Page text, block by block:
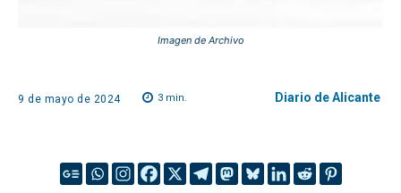
Imagen de Archivo
9 de mayo de 2024 3min. Diario de Alicante